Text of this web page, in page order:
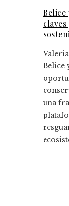
Belice
Belice
una